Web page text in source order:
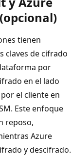
tienen
claves de cifrado
por
en el lado
el cliente en
Este enfoque
reposo,
Azure
y descifrado.